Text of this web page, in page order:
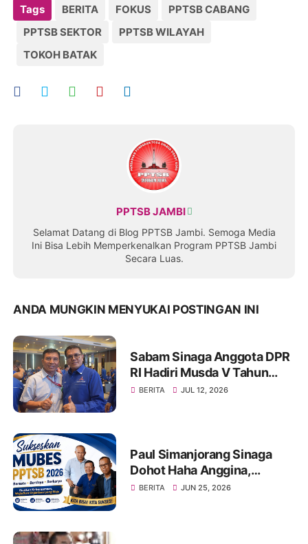
Tags BERITA FOKUS
PPTSB CABANG
PPTSB SEKTOR
PPTSB WILAYAH
TOKOH BATAK
PPTSB JAMBI
Selamat Datang di Blog PPTSB Jambi. Semoga Media
Ini Bisa Lebih Memperkenalkan Program PPTSB Jambi
Secara Luas.
ANDA MUNGKIN MENYUKAI POSTINGAN INI
Sabam Sinaga Anggota DPR
RI Hadiri Musda V Tahun
2026 DPD Partai Demokrat
BERITA JUL 12, 2026
Paul Simanjorang Sinaga
Dohot Haha Anggina,
Singgah di Warung Makan
BERITA JUN 25, 2026